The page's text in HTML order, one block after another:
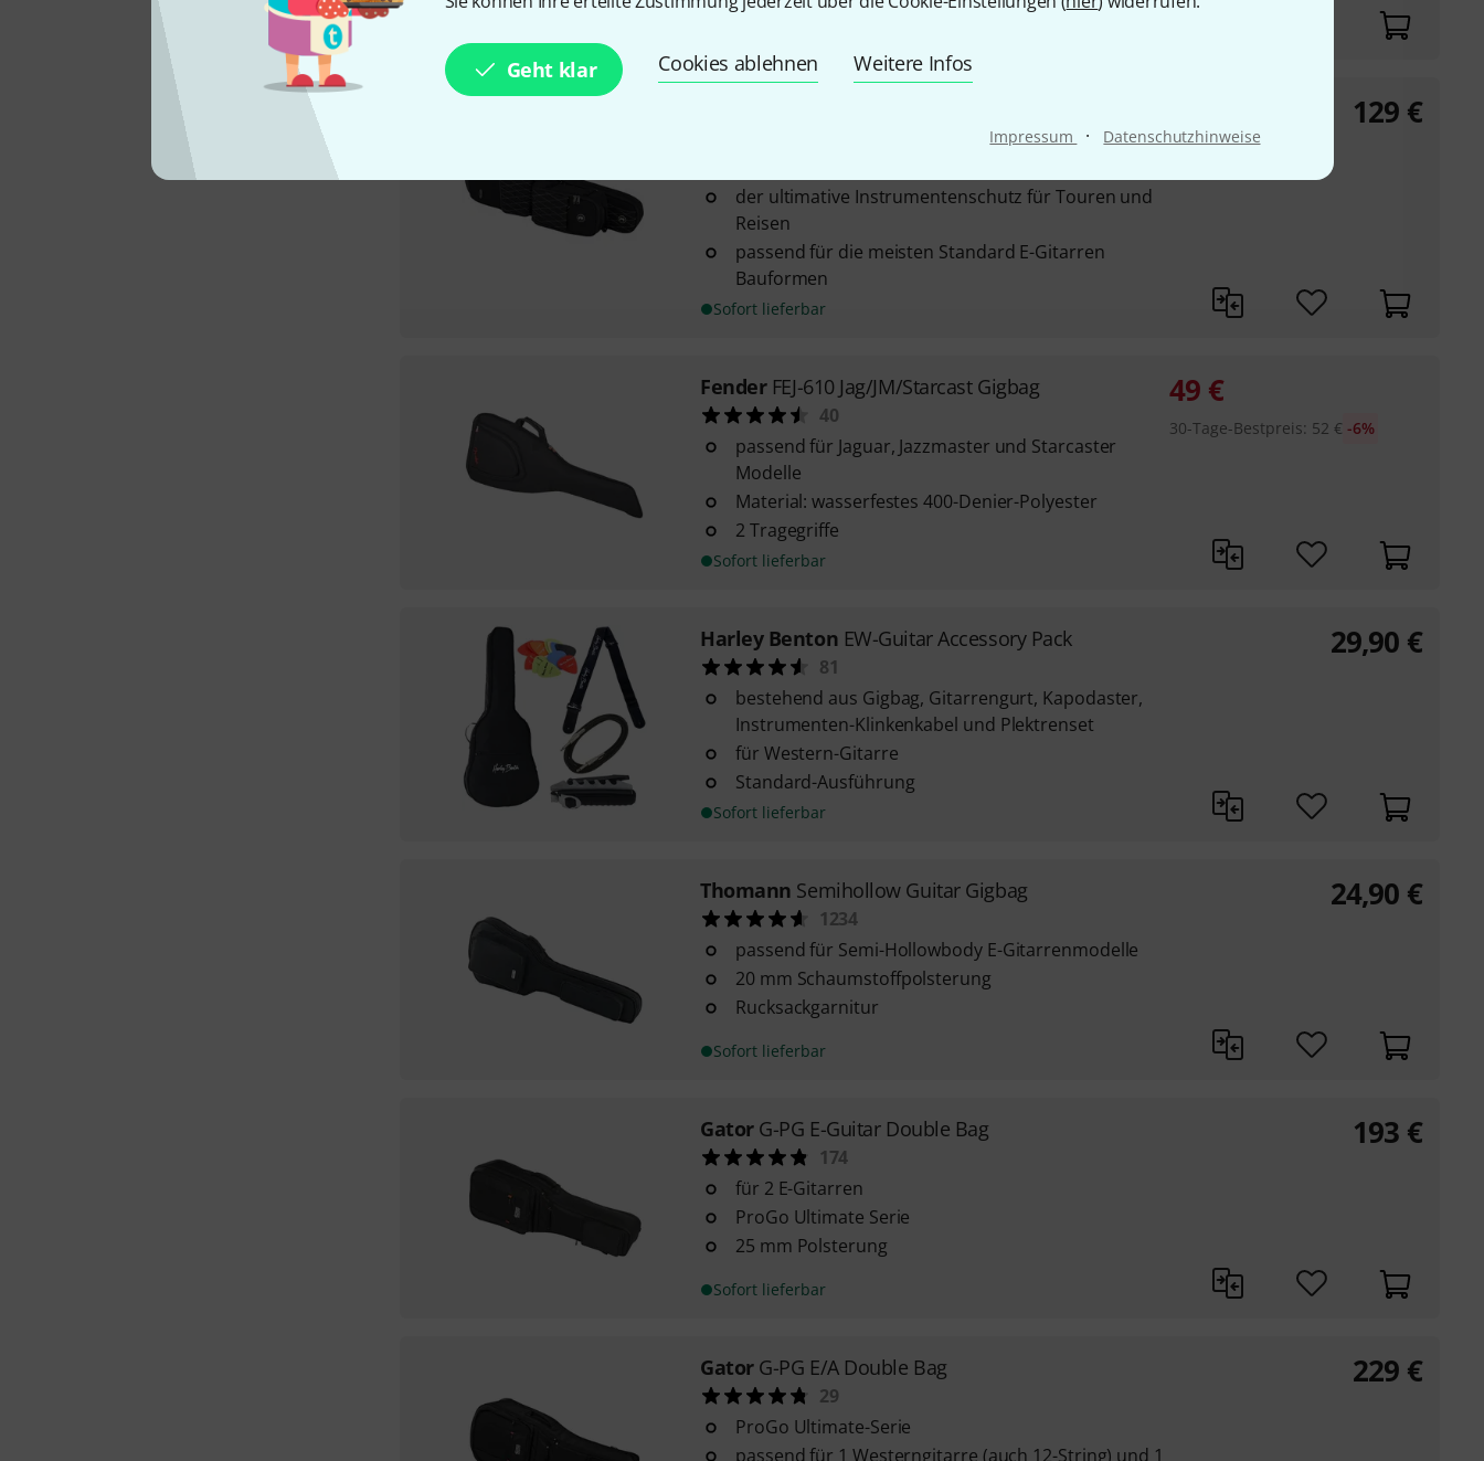
Geht klar Cookies ablehnen Weitere Infos
Impressum · Datenschutzhinweise
der ultimative Instrumentenschutz für Touren und
Reisen
passend für die meisten Standard E-Gitarren
Bauformen
Sofort lieferbar
129 €
Fender FEJ-610 Jag/JM/Starcast Gigbag
40
passend für Jaguar, Jazzmaster und Starcaster
Modelle
Material: wasserfestes 400-Denier-Polyester
2 Tragegriffe
Sofort lieferbar
49 €
30-Tage-Bestpreis: 52 € -6%
Harley Benton EW-Guitar Accessory Pack
81
bestehend aus Gigbag, Gitarrengurt, Kapodaster,
Instrumenten-Klinkenkabel und Plektrenset
für Western-Gitarre
Standard-Ausführung
Sofort lieferbar
29,90 €
Thomann Semihollow Guitar Gigbag
1234
passend für Semi-Hollowbody E-Gitarrenmodelle
20 mm Schaumstoffpolsterung
Rucksackgarnitur
Sofort lieferbar
24,90 €
Gator G-PG E-Guitar Double Bag
174
für 2 E-Gitarren
ProGo Ultimate Serie
25 mm Polsterung
Sofort lieferbar
193 €
Gator G-PG E/A Double Bag
29
ProGo Ultimate-Serie
passend für 1 Westerngitarre (auch 12-String) und 1
229 €